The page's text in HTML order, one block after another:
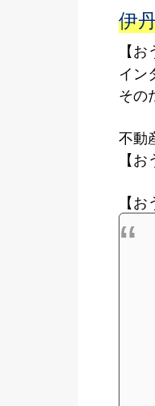
伊
【
イン
その
不動
【
【